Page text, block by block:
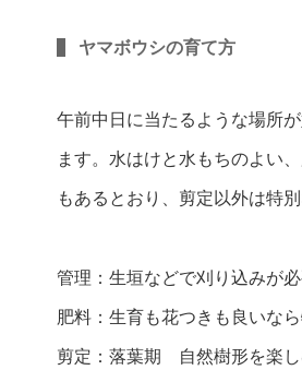
ヤマボウシの育て方
午前中日に当たるような場所
ます。水はけと水もちのよい
もあるとおり、剪定以外は特
管理：生垣などで刈り込みが
肥料：生育も花つきも良いな
剪定：落葉期 自然樹形を楽し